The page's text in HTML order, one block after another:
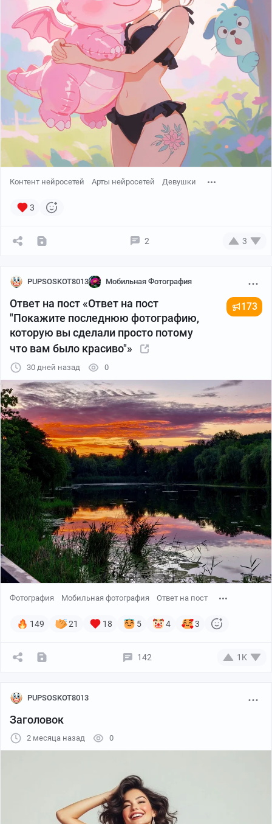
Контент нейросетей Арты нейросетей Девушки
3
2 3
PUPSOSKOT8013 Мобильная Фотография
Ответ на пост «Ответ на пост
"Покажите последнюю фотографию,
которую вы сделали просто потому
что вам было красиво"»
173
30 дней назад 0
Фотография Мобильная фотография Ответ на пост
149 21 18 5 4 3
142 1K
PUPSOSKOT8013
Заголовок
2 месяца назад 0